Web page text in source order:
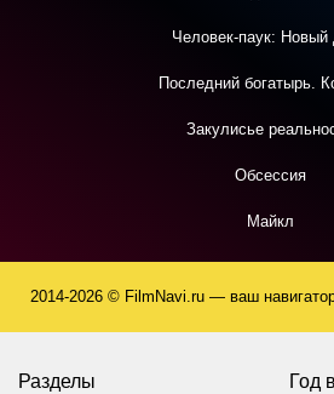
Человек-паук: Новый
Последний богатырь.
Закулисье
Обсессия
Майкл
2014-2026 © FilmNavi.ru — ваш
Разделы Год